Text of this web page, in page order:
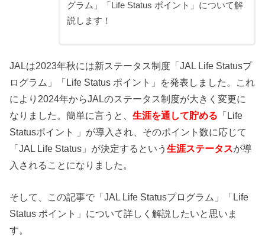
グラム」「Life Status ポイント」について解
説します！
JALは2023年秋には新ステータス制度「JAL Life Statusプ
ログラム」「Life Status ポイント」を発表しました。これ
により2024年からJALのステータス制度が大きく変更に
なりました。簡単に言うと、生涯を通して貯める 「Life
Statusポイント 」が導入され、そのポイント数に応じて
「JAL Life Status」が決定するという生涯ステータスが導
入されることになりました。
そして、この記事で「JAL Life Statusプログラム」「Life
Status ポイント」について詳しく解説したいと思いま
す。